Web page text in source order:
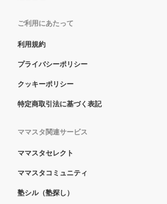
ご利用にあたって
利用規約
プライバシーポリシー
クッキーポリシー
特定商取引法に基づく表記
ママスタ関連サービス
ママスタセレクト
ママスタコミュニティ
塾シル（塾探し）